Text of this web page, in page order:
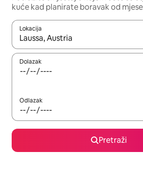
kuće kad planirate boravak od
Lokacija
Kada budu dostupni rezultati, moći
Dolazak
Odlazak
Pretraži